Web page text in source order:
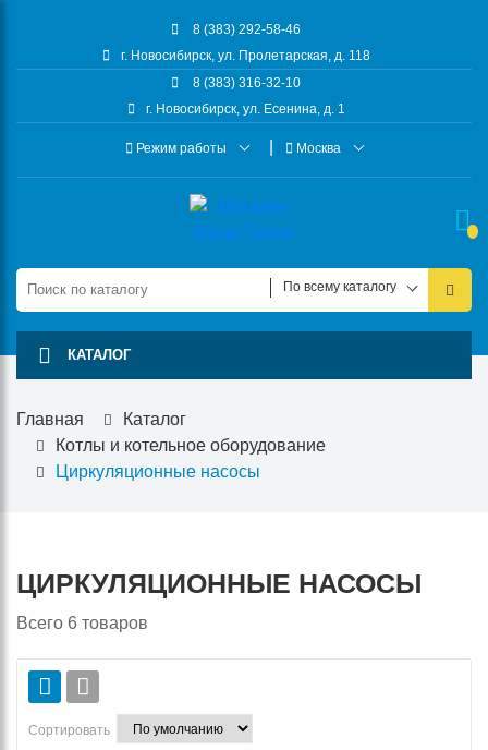
8 (383) 292-58-46
г. Новосибирск, ул. Пролетарская, д. 118
8 (383) 316-32-10
г. Новосибирск, ул. Есенина, д. 1
Режим работы Москва
По всему каталогу
КАТАЛОГ
Главная
Каталог
Котлы и котельное оборудование
Циркуляционные насосы
ЦИРКУЛЯЦИОННЫЕ НАСОСЫ
Всего 6 товаров
Сортировать